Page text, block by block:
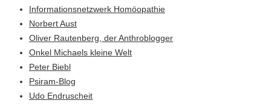
Informationsnetzwerk Homöopathie
Norbert Aust
Oliver Rautenberg, der Anthroblogger
Onkel Michaels kleine Welt
Peter Biebl
Psiram-Blog
Udo Endruscheit